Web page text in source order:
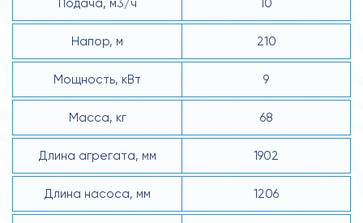
Напор, м 210
Мощность, кВт 9
Масса, кг 68
Длина агрегата, мм 1902
Длина насоса, мм 1206